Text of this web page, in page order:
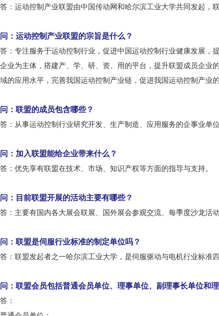
答：运动控制产业联盟由中国传动网和哈尔滨工业大学共同发起，
问：运动控制产业联盟的宗旨是什么？
答：专注服务于运动控制行业，促进中国运动控制行业健康发展
企业为主体，搭建产、学、研、资、用的平台，提升联盟成员企
域的应用水平，完善我国运动控制产业链，促进我国运动控制产业
问：联盟的成员包含哪些？
答：从事运动控制行业研究开发、生产制造、应用服务的企事业单
问：加入联盟能给企业带来什么？
答：优先享有联盟在技术、市场、知识产权等方面的指导与支持。
问：目前联盟开展的活动主要有哪些？
答：主要有国内各大展会联展、国外展会参观交流、每季度沙龙活
问：联盟是伺服行业标准的制定单位吗？
答：联盟发起者之一哈尔滨工业大学，是伺服驱动与电机行业标
问：联盟会员包括普通会员单位、理事单位、副理事长单位和
答：